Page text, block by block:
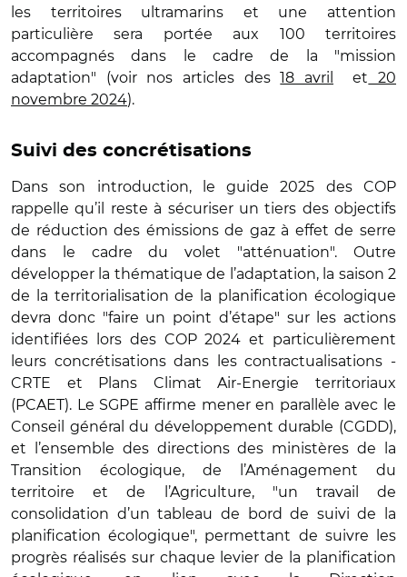
les territoires ultramarins et une attention
particulière sera portée aux 100 territoires
accompagnés dans le cadre de la "mission
adaptation" (voir nos articles des18 avril et 20
novembre 2024).
Suivi des concrétisations
Dans son introduction, le guide 2025 des COP
rappelle qu’il reste à sécuriser un tiers des objectifs
de réduction des émissions de gaz à effet de serre
dans le cadre du volet "atténuation". Outre
développer la thématique de l’adaptation, la saison 2
de la territorialisation de la planification écologique
devra donc "faire un point d’étape" sur les actions
identifiées lors des COP 2024 et particulièrement
leurs concrétisations dans les contractualisations -
CRTE et Plans Climat Air-Energie territoriaux
(PCAET). Le SGPE affirme mener en parallèle avec le
Conseil général du développement durable (CGDD),
et l’ensemble des directions des ministères de la
Transition écologique, de l’Aménagement du
territoire et de l’Agriculture, "un travail de
consolidation d’un tableau de bord de suivi de la
planification écologique", permettant de suivre les
progrès réalisés sur chaque levier de la planification